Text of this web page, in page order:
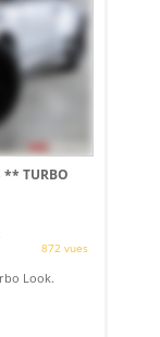
** TURBO
872 vues
Look.